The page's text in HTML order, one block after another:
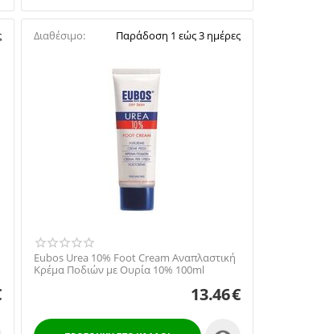
Διαθέσιμο: Παράδοση 1 εώς 3 ημέρες
Eubos Urea 10% Foot Cream Αναπλαστική
Κρέμα Ποδιών με Ουρία 10% 100ml
13.46€